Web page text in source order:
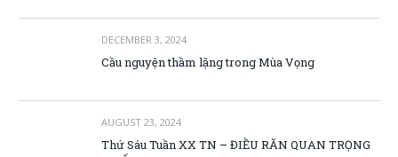
DECEMBER 3, 2024
Cầu nguyện thầm lặng trong Mùa Vọng
AUGUST 23, 2024
Thứ Sáu Tuần XX TN – ĐIỀU RĂN QUAN TRỌNG